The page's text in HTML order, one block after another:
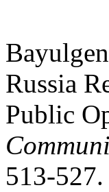
Russia
Public
513-527.